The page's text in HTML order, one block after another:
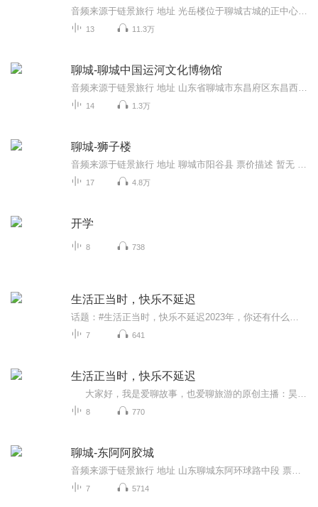
13 11.3万
聊城-聊城中国运河文化博物馆
14 1.3万
聊城-狮子楼
17 4.8万
开学
8 738
生活正当时，快乐不延迟
7 641
生活正当时，快乐不延迟
8 770
聊城-东阿阿胶城
7 5714